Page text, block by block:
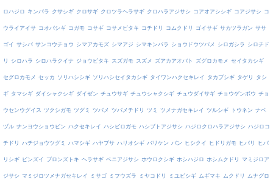
ロハジロ キンパラ クサシギ クロサギ クロツラヘラサギ クロハラアジサシ コアオアシシギ コアジサシ コ
ウライアイサ コオバシギ コガモ コサギ コサメビタキ コチドリ コムクドリ ゴイサギ サカツラガン ササ
ゴイ サシバ サンコウチョウ シマアカモズ シマアジ シマキンパラ ショウドウツバメ シロガシラ シロチド
リ シロハラ シロハラクイナ ジョウビタキ スズガモ スズメ ズアカアオバト ズグロカモメ セイタカシギ
セグロカモメ セッカ ソリハシシギ ソリハシセイタカシギ タイワンハクセキレイ タカブシギ タゲリ タシ
ギ タマシギ ダイシャクシギ ダイゼン チュウサギ チュウシャクシギ チュウダイサギ チョウゲンボウ チョ
ウセンウグイス ツクシガモ ツグミ ツバメ ツバメチドリ ツミ ツメナガセキレイ ツルシギ トウネン ナベ
ヅル ナンヨウショウビン ハクセキレイ ハシビロガモ ハシブトアジサシ ハジロクロハラアジサシ ハジロコ
チドリ ハチジョウツグミ ハマシギ ハヤブサ ハリオシギ バリケン バン ヒシクイ ヒドリガモ ヒバリ ヒバ
リシギ ビンズイ ブロンズトキ ヘラサギ ベニアジサシ ホウロクシギ ホシハジロ ホシムクドリ マミジロア
ジサシ マミジロツメナガセキレイ ミサゴ ミフウズラ ミヤコドリ ミユビシギ ムギマキ ムクドリ ムナグロ